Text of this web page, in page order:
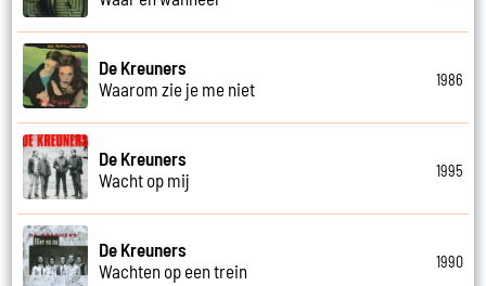
De Kreuners
Waarom zie je me niet
1986
De Kreuners
Wacht op mij
1995
De Kreuners
Wachten op een trein
1990